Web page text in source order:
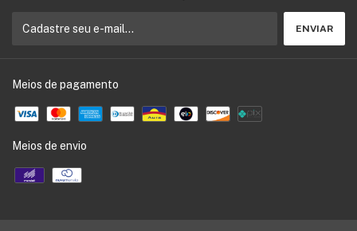
Meios de pagamento
Meios de envio